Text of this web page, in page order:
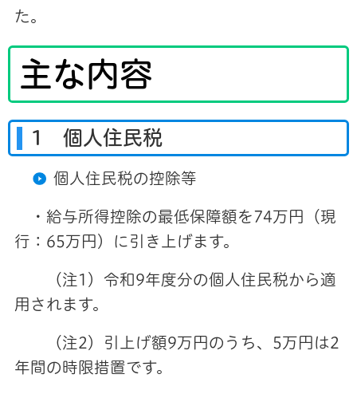
た。
主な内容
1 個人住民税
個人住民税の控除等
・給与所得控除の最低保障額を74万円（現
行：65万円）に引き上げます。
（注1）令和9年度分の個人住民税から適
用されます。
（注2）引上げ額9万円のうち、5万円は2
年間の時限措置です。